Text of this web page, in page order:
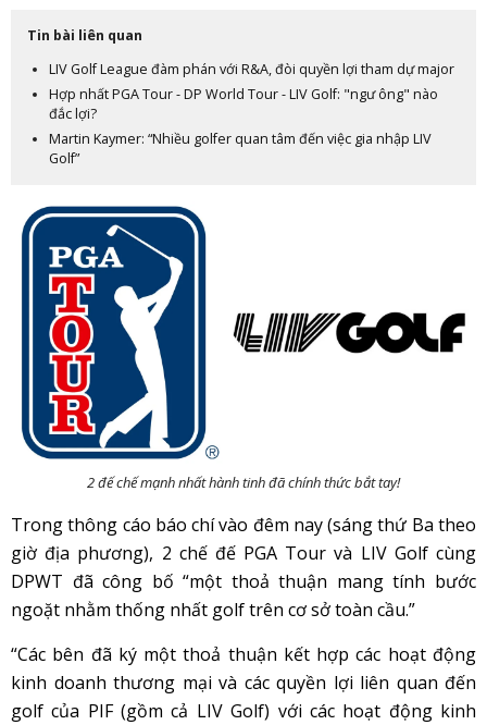
Tin bài liên quan
LIV Golf League đàm phán với R&A, đòi quyền lợi tham dự major
Hợp nhất PGA Tour - DP World Tour - LIV Golf: "ngư ông" nào
đắc lợi?
Martin Kaymer: “Nhiều golfer quan tâm đến việc gia nhập LIV
Golf”
2 đế chế mạnh nhất hành tinh đã chính thức bắt tay!
Trong thông cáo báo chí vào đêm nay (sáng thứ Ba theo
giờ địa phương), 2 chế đế PGA Tour và LIV Golf cùng
DPWT đã công bố “một thoả thuận mang tính bước
ngoặt nhằm thống nhất golf trên cơ sở toàn cầu.”
“Các bên đã ký một thoả thuận kết hợp các hoạt động
kinh doanh thương mại và các quyền lợi liên quan đến
golf của PIF (gồm cả LIV Golf) với các hoạt động kinh